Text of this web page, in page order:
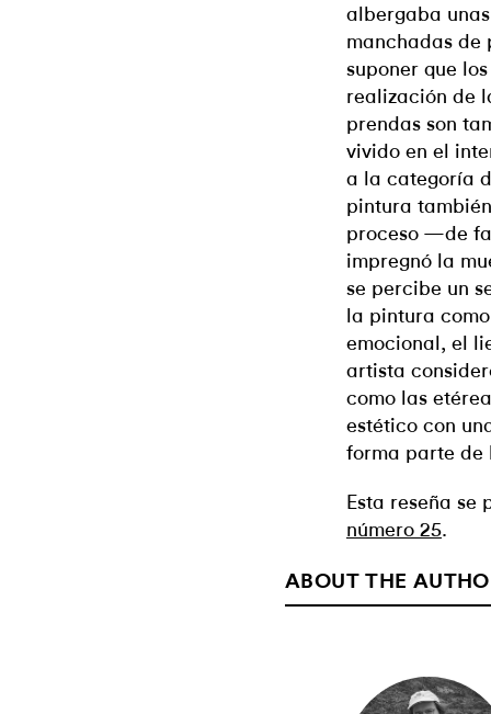
albergaba
manchadas de
suponer que
realización de
prendas son
vivido en el
a la categoría
pintura
proceso —de
impregnó la
se percibe un
la pintura
emocional, el
artista
como las
estético con
forma parte de
Esta reseña
número 25.
ABOUT THE